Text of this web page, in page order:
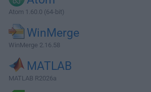
Atom 1.60.0 (64-bit)
WinMerge
WinMerge 2.16.58
MATLAB
MATLAB R2026a